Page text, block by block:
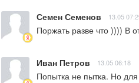
Семен Семенов 13.05
Поржать разве что )))) В
Иван Петров 13.05 06:18
Попытка не пытка. Но